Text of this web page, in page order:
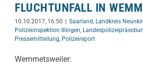
FLUCHTUNFALL IN
10.10.2017, 16:50 | Saarland Landkreis
Polizeiinspektion Illingen
Pressemitteilung Polizeireport
Wemmetsweiler: